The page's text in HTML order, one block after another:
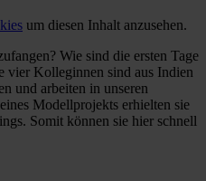
um diesen Inhalt anzusehen.
Wie sind die ersten Tage
vier Kolleginnen sind aus Indien
und arbeiten in unseren
Modellprojekts erhielten sie
Somit können sie hier schnell